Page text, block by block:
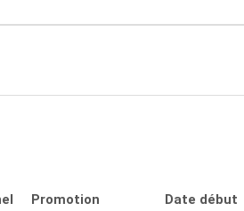
Promotion Date début